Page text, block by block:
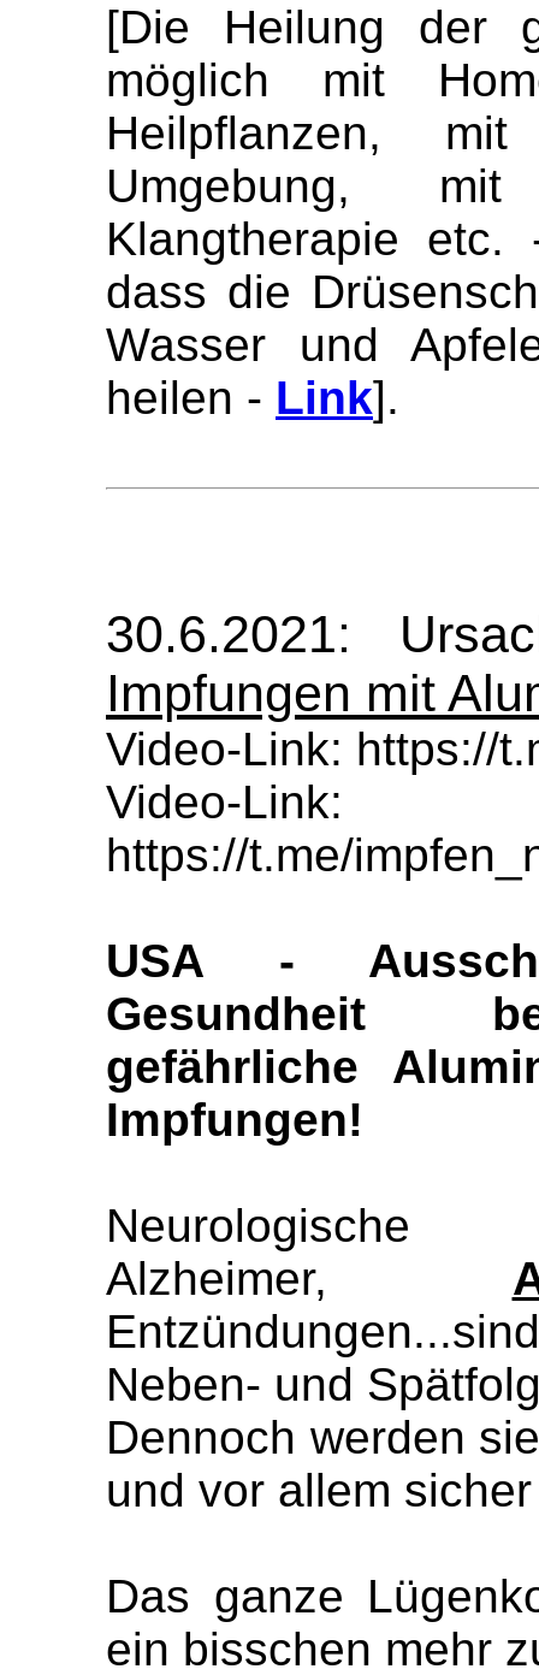
[Die Heilung der
möglich mit
Heilpflanzen,
Umgebung,
Klangtherapie
dass die
Wasser und
heilen - Link].
30.6.2021:
Impfungen mit
Video-Link: https://
Video-Link:
https://t.me/
USA -
Gesundheit
gefährliche
Impfungen!
Neurologische
Alzheimer,
Neben- und
Dennoch werden
und vor allem
Das ganze
ein bisschen mehr